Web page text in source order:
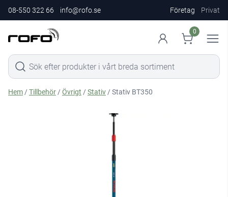
08-550 322 66 info@rofo.se Företag Privat
0
Hem /Tillbehör /Övrigt /Stativ / Stativ BT350